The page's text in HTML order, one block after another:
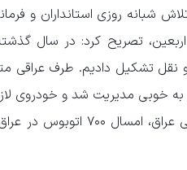
شبانه روزی استانداران و
تصریح کرد: در سال
نقل تشکیل دادیم. طرف عراقی
مدیریت شد و خودروی
از مقامات عراقی تشکر کرد.